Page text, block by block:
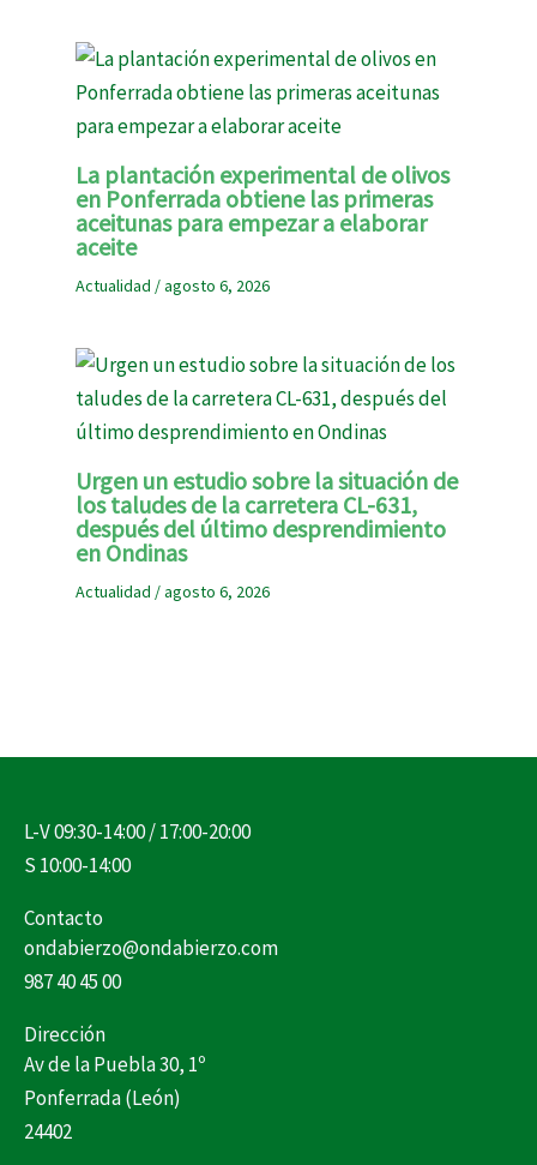
La plantación experimental de olivos
en Ponferrada obtiene las primeras
aceitunas para empezar a elaborar
aceite
Actualidad /agosto 6, 2026
Urgen un estudio sobre la situación de
los taludes de la carretera CL-631,
después del último desprendimiento
en Ondinas
Actualidad /agosto 6, 2026
L-V 09:30-14:00 / 17:00-20:00
S 10:00-14:00
Contacto
ondabierzo@ondabierzo.com
987 40 45 00
Dirección
Av de la Puebla 30, 1º
Ponferrada (León)
24402